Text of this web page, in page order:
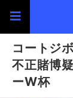
コートジ
不正賭博
ーW杯